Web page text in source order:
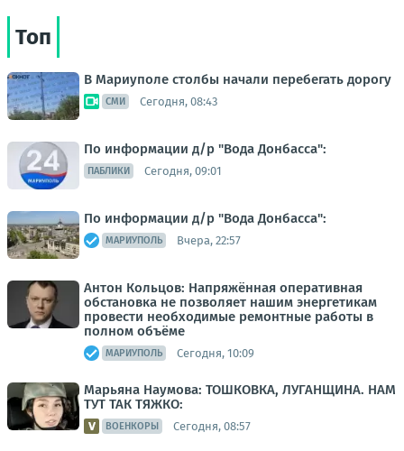
Топ
В Мариуполе столбы начали перебегать дорогу
СМИ Сегодня, 08:43
По информации д/р "Вода Донбасса":
ПАБЛИКИ Сегодня, 09:01
По информации д/р "Вода Донбасса":
МАРИУПОЛЬ Вчера, 22:57
Антон Кольцов: Напряжённая оперативная
обстановка не позволяет нашим энергетикам
провести необходимые ремонтные работы в
полном объёме
МАРИУПОЛЬ Сегодня, 10:09
Марьяна Наумова: ТОШКОВКА, ЛУГАНЩИНА. НАМ
ТУТ ТАК ТЯЖКО:
ВОЕНКОРЫ Сегодня, 08:57